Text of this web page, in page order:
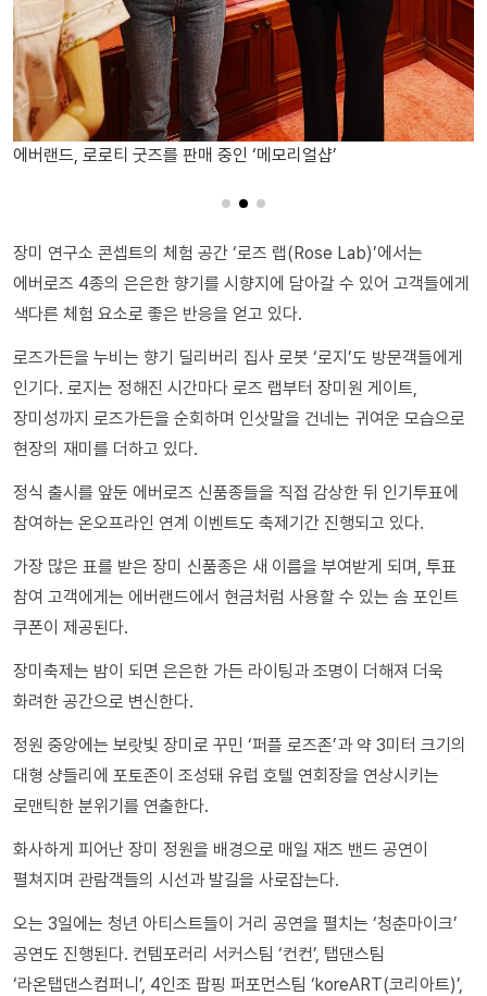
에버랜드, 로로티 하트츄러스와 로즈 베리 소프트 아이스크림
장미 연구소 콘셉트의 체험 공간 ‘로즈 랩(Rose Lab)’에서는
에버로즈 4종의 은은한 향기를 시향지에 담아갈 수 있어 고객들에게
색다른 체험 요소로 좋은 반응을 얻고 있다.
로즈가든을 누비는 향기 딜리버리 집사 로봇 ‘로지’도 방문객들에게
인기다. 로지는 정해진 시간마다 로즈 랩부터 장미원 게이트,
장미성까지 로즈가든을 순회하며 인삿말을 건네는 귀여운 모습으로
현장의 재미를 더하고 있다.
정식 출시를 앞둔 에버로즈 신품종들을 직접 감상한 뒤 인기투표에
참여하는 온오프라인 연계 이벤트도 축제기간 진행되고 있다.
가장 많은 표를 받은 장미 신품종은 새 이름을 부여받게 되며, 투표
참여 고객에게는 에버랜드에서 현금처럼 사용할 수 있는 솜 포인트
쿠폰이 제공된다.
장미축제는 밤이 되면 은은한 가든 라이팅과 조명이 더해져 더욱
화려한 공간으로 변신한다.
정원 중앙에는 보랏빛 장미로 꾸민 ‘퍼플 로즈존’과 약 3미터 크기의
대형 샹들리에 포토존이 조성돼 유럽 호텔 연회장을 연상시키는
로맨틱한 분위기를 연출한다.
화사하게 피어난 장미 정원을 배경으로 매일 재즈 밴드 공연이
펼쳐지며 관람객들의 시선과 발길을 사로잡는다.
오는 3일에는 청년 아티스트들이 거리 공연을 펼치는 ‘청춘마이크’
공연도 진행된다. 컨템포러리 서커스팀 ‘컨컨’, 탭댄스팀
‘라온탭댄스컴퍼니’, 4인조 팝핑 퍼포먼스팀 ‘koreART(코리아트)’,